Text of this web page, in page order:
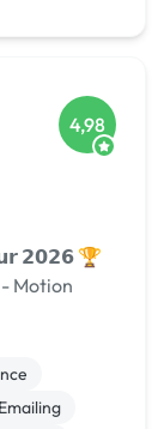
4,98
Emailing